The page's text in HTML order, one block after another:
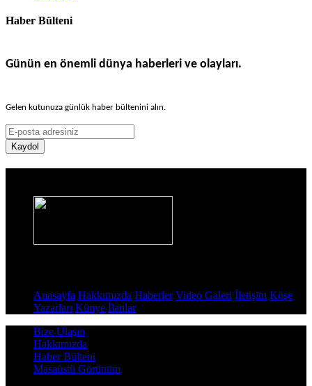
Haber Bülteni
Günün en önemli dünya haberleri ve olayları.
Gelen kutunuza günlük haber bültenini alın.
Kaydol
Anasayfa Hakkımızda Haberler Video Galeri İletişim Köşe
Yazarları Künye İlanlar
Bize Ulaşın
Hakkımızda
Haber Bülteni
Masaüstü Görünüm